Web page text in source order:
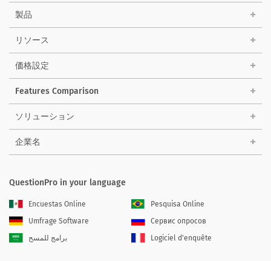
製品
リソース
価格設定
Features Comparison
ソリューション
企業名
QuestionPro in your language
Encuestas Online
Pesquisa Online
Umfrage Software
Сервис опросов
برامج للمسح
Logiciel d'enquête